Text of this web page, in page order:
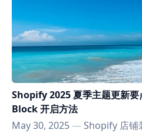
Shopify 2025 夏季主题更新
Block 开启方法
May 30, 2025—Shopify 店铺